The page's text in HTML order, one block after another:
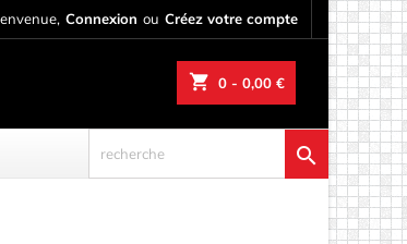
Connexion ou Créez votre compte
shopping_cart 0 - 0,00 €
